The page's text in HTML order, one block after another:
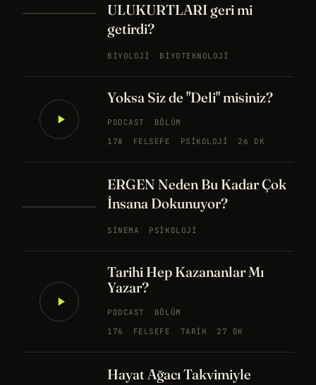
ULUKURTLARI geri mi
getirdi?
BIYOLOJI BIYOTEKNOLOJI
Yoksa Siz de "Deli" misiniz?
PODCAST
BÖLÜM
178
FELSEFE PSIKOLOJI 26 DK
ERGEN Neden Bu Kadar Çok
İnsana Dokunuyor?
SINEMA PSIKOLOJI
Tarihi Hep Kazananlar Mı
Yazar?
PODCAST
BÖLÜM
176
FELSEFE TARIH 27 DK
Hayat Ağacı Takvimiyle